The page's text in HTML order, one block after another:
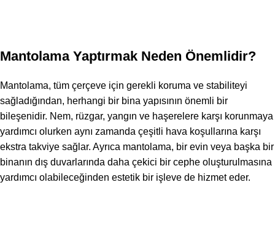
Mantolama Yaptırmak Neden Önemlidir?
Mantolama, tüm çerçeve için gerekli koruma ve stabiliteyi
sağladığından, herhangi bir bina yapısının önemli bir
bileşenidir. Nem, rüzgar, yangın ve haşerelere karşı korunmaya
yardımcı olurken aynı zamanda çeşitli hava koşullarına karşı
ekstra takviye sağlar. Ayrıca mantolama, bir evin veya başka bir
binanın dış duvarlarında daha çekici bir cephe oluşturulmasına
yardımcı olabileceğinden estetik bir işleve de hizmet eder.